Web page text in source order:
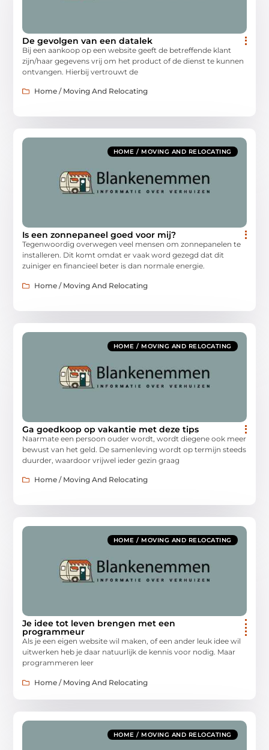
De gevolgen van een datalek
Bij een aankoop op een website geeft de betreffende klant
zijn/haar gegevens vrij om het product of de dienst te kunnen
ontvangen. Hierbij vertrouwt de
Home / Moving And Relocating
HOME / MOVING AND RELOCATING
Is een zonnepaneel goed voor mij?
Tegenwoordig overwegen veel mensen om zonnepanelen te
installeren. Dit komt omdat er vaak word gezegd dat dit
zuiniger en financieel beter is dan normale energie.
Home / Moving And Relocating
HOME / MOVING AND RELOCATING
Ga goedkoop op vakantie met deze tips
Naarmate een persoon ouder wordt, wordt diegene ook meer
bewust van het geld. De samenleving wordt op termijn steeds
duurder, waardoor vrijwel ieder gezin graag
Home / Moving And Relocating
HOME / MOVING AND RELOCATING
Je idee tot leven brengen met een
programmeur
Als je een eigen website wil maken, of een ander leuk idee wil
uitwerken heb je daar natuurlijk de kennis voor nodig. Maar
programmeren leer
Home / Moving And Relocating
HOME / MOVING AND RELOCATING